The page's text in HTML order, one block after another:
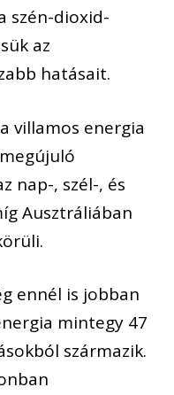
szén-dioxid-
az
hatásait.
villamos energia
nap-, szél-, és
Ausztráliában
ennél is jobban
mintegy 47
származik.